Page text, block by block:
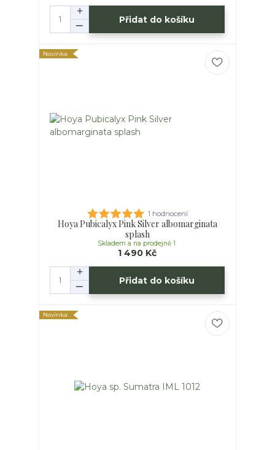
Přidat do košíku
Novinka
1 hodnocení
Hoya Pubicalyx Pink Silver albomarginata
splash
1 490 Kč
Skladem a na prodejně 1
Přidat do košíku
Novinka